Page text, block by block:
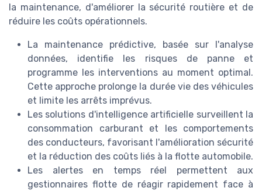
la maintenance, d'améliorer la sécurité routière et de
réduire les coûts opérationnels.
La maintenance prédictive, basée sur l'analyse
données, identifie les risques de panne et
programme les interventions au moment optimal.
Cette approche prolonge la durée vie des véhicules
et limite les arrêts imprévus.
Les solutions d'intelligence artificielle surveillent la
consommation carburant et les comportements
des conducteurs, favorisant l'amélioration sécurité
et la réduction des coûts liés à la flotte automobile.
Les alertes en temps réel permettent aux
gestionnaires flotte de réagir rapidement face à